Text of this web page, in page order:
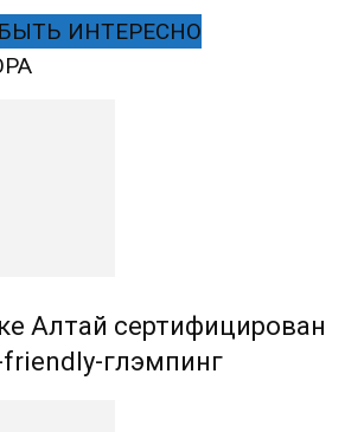
ИНТЕРЕСНО
Алтай сертифицирован
глэмпинг